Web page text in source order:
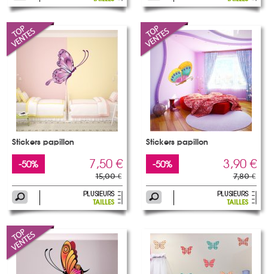
Stickers papillon
-50% 7,50 €
15,00 €
Stickers papillon
-50% 3,90 €
7,80 €